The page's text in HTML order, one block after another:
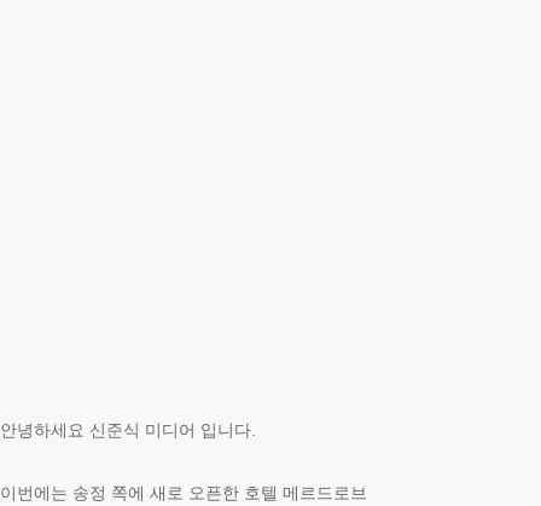
안녕하세요 신준식 미디어 입니다.
이번에는 송정 쪽에 새로 오픈한 호텔 메르드로브